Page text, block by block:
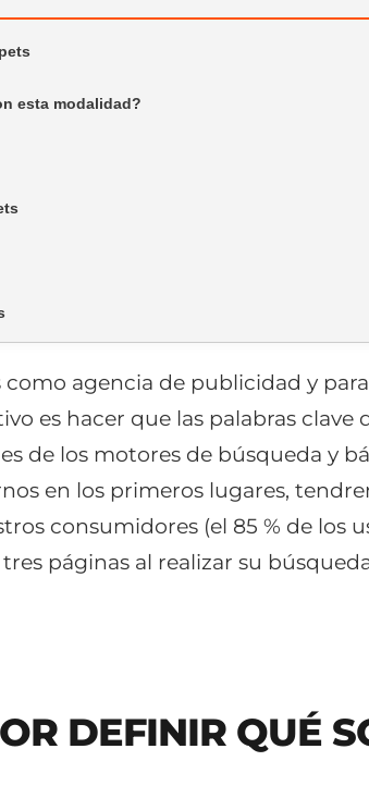
esta modalidad?
agencia de publicidad y
es hacer que las palabras clave
de los motores de búsqueda y
en los primeros lugares,
consumidores (el 85 % de los
páginas al realizar su
DEFINIR QUÉ